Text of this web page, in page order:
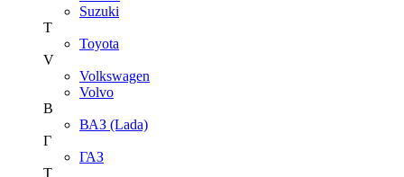
Suzuki
T
Toyota
V
Volkswagen
Volvo
В
ВАЗ (Lada)
Г
ГАЗ
Т